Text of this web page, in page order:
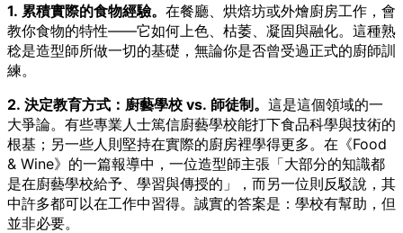
1. 累積實際的食物經驗。 在餐廳、烘焙坊或外燴廚房工作，會
教你食物的特性——它如何上色、枯萎、凝固與融化。這種熟
稔是造型師所做一切的基礎，無論你是否曾受過正式的廚師訓
練。
2. 決定教育方式：廚藝學校 vs. 師徒制。 這是這個領域的一
大爭論。有些專業人士篤信廚藝學校能打下食品科學與技術的
根基；另一些人則堅持在實際的廚房裡學得更多。在《Food
& Wine》的一篇報導中，一位造型師主張「大部分的知識都
是在廚藝學校給予、學習與傳授的」，而另一位則反駁說，其
中許多都可以在工作中習得。誠實的答案是：學校有幫助，但
並非必要。